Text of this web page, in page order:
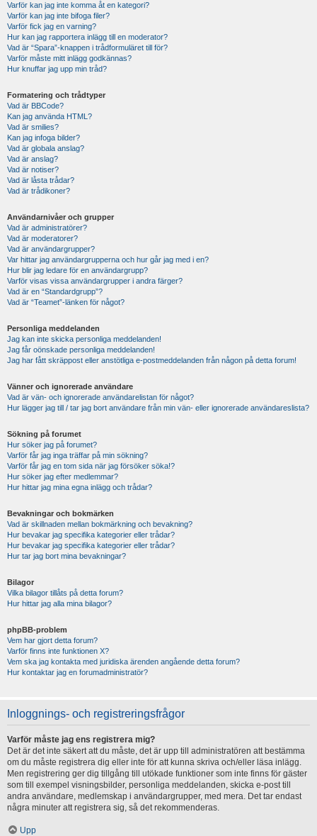
Varför kan jag inte komma åt en kategori?
Varför kan jag inte bifoga filer?
Varför fick jag en varning?
Hur kan jag rapportera inlägg till en moderator?
Vad är “Spara”-knappen i trådformuläret till för?
Varför måste mitt inlägg godkännas?
Hur knuffar jag upp min tråd?
Formatering och trådtyper
Vad är BBCode?
Kan jag använda HTML?
Vad är smilies?
Kan jag infoga bilder?
Vad är globala anslag?
Vad är anslag?
Vad är notiser?
Vad är låsta trådar?
Vad är trådikoner?
Användarnivåer och grupper
Vad är administratörer?
Vad är moderatorer?
Vad är användargrupper?
Var hittar jag användargrupperna och hur går jag med i en?
Hur blir jag ledare för en användargrupp?
Varför visas vissa användargrupper i andra färger?
Vad är en “Standardgrupp”?
Vad är “Teamet”-länken för något?
Personliga meddelanden
Jag kan inte skicka personliga meddelanden!
Jag får oönskade personliga meddelanden!
Jag har fått skräppost eller anstötliga e-postmeddelanden från någon på detta forum!
Vänner och ignorerade användare
Vad är vän- och ignorerade användarelistan för något?
Hur lägger jag till / tar jag bort användare från min vän- eller ignorerade användareslista?
Sökning på forumet
Hur söker jag på forumet?
Varför får jag inga träffar på min sökning?
Varför får jag en tom sida när jag försöker söka!?
Hur söker jag efter medlemmar?
Hur hittar jag mina egna inlägg och trådar?
Bevakningar och bokmärken
Vad är skillnaden mellan bokmärkning och bevakning?
Hur bevakar jag specifika kategorier eller trådar?
Hur bevakar jag specifika kategorier eller trådar?
Hur tar jag bort mina bevakningar?
Bilagor
Vilka bilagor tillåts på detta forum?
Hur hittar jag alla mina bilagor?
phpBB-problem
Vem har gjort detta forum?
Varför finns inte funktionen X?
Vem ska jag kontakta med juridiska ärenden angående detta forum?
Hur kontaktar jag en forumadministratör?
Inloggnings- och registreringsfrågor
Varför måste jag ens registrera mig?
Det är det inte säkert att du måste, det är upp till administratören att bestämma
om du måste registrera dig eller inte för att kunna skriva och/eller läsa inlägg.
Men registrering ger dig tillgång till utökade funktioner som inte finns för gäster
som till exempel visningsbilder, personliga meddelanden, skicka e-post till
andra användare, medlemskap i användargrupper, med mera. Det tar endast
några minuter att registrera sig, så det rekommenderas.
Upp